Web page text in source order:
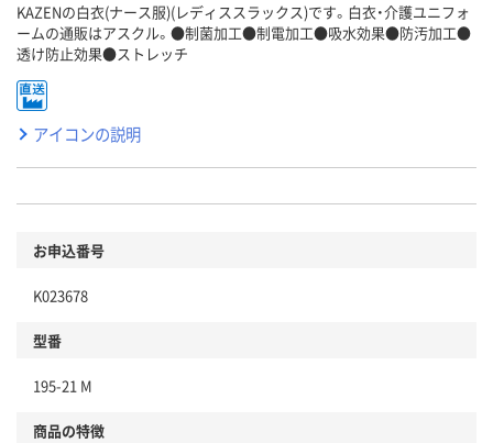
KAZENの白衣(ナース服)(レディススラックス)です。白衣・介護ユニフォ
ームの通販はアスクル。●制菌加工●制電加工●吸水効果●防汚加工●
透け防止効果●ストレッチ
アイコンの説明
お申込番号
K023678
型番
195-21 M
商品の特徴